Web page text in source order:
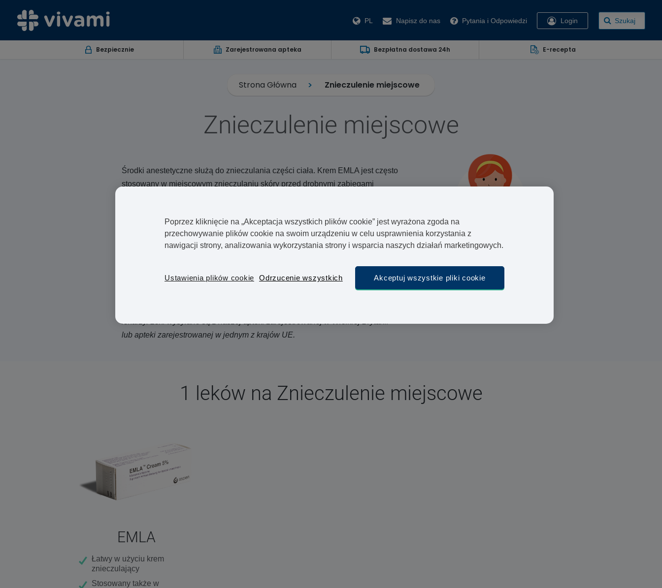
PL Napisz do nas Pytania i Odpowiedzi Login Szukaj
Bezpiecznie Zarejestrowana apteka Bezpłatna dostawa 24h E-recepta
Strona Główna Znieczulenie miejscowe
Znieczulenie miejscowe
Środki anestetyczne służą do znieczulania części ciała. Krem EMLA jest często
stosowany w miejscowym znieczulaniu skóry przed drobnymi zabiegami
Pomagają znieść ból
Przydatne, gdy ktoś boi się igieł
Zakup miejscowego środka znieczulającego przez internet jest możliwy dzięki
lekarzy. Leki wysyłane są z naszej apteki zarejestrowanej w Wielkiej Brytanii
lub apteki zarejestrowanej w jednym z krajów UE.
Lekarze i farmaceuci
Szybka dostawa
Bezpieczna płatność
1 leków na Znieczulenie miejscowe
EMLA
Łatwy w użyciu krem
znieczulający
Stosowany także w
Poprzez kliknięcie na „Akceptacja wszystkich plików cookie” jest wyrażona zgoda na
przechowywanie plików cookie na swoim urządzeniu w celu usprawnienia korzystania z
nawigacji strony, analizowania wykorzystania strony i wsparcia naszych działań marketingowych.
Ustawienia plików cookie Odrzucenie wszystkich Akceptuj wszystkie pliki cookie